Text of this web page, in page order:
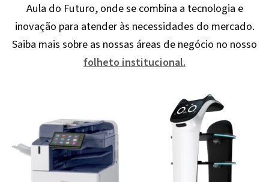
Aula do Futuro, onde se combina a tecnologia e
inovação para atender às necessidades do mercado.
Saiba mais sobre as nossas áreas de negócio no nosso
folheto institucional.